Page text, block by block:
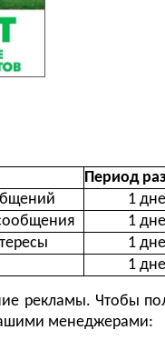
Период
1
1
1
1
рекламы. Чтобы
менеджерами: